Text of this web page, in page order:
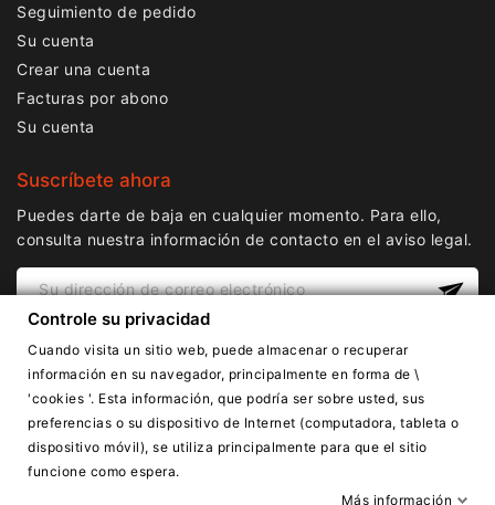
Seguimiento de pedido
Su cuenta
Crear una cuenta
Facturas por abono
Su cuenta
Suscríbete ahora
Puedes darte de baja en cualquier momento. Para ello,
consulta nuestra información de contacto en el aviso legal.
Copyright © Lnail.de 2016-2026. Todos los derechos
Controle su privacidad
Cuando visita un sitio web, puede almacenar o recuperar
información en su navegador, principalmente en forma de \
'cookies '. Esta información, que podría ser sobre usted, sus
preferencias o su dispositivo de Internet (computadora, tableta o
dispositivo móvil), se utiliza principalmente para que el sitio
funcione como espera.
Más información